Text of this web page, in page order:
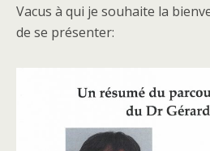
Vacus à qui je souhaite la
de se présenter: